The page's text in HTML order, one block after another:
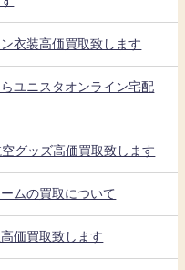
衣装高価買取致します
ユニスタオンライン宅配
グッズ高価買取致します
ムの買取について
価買取致します